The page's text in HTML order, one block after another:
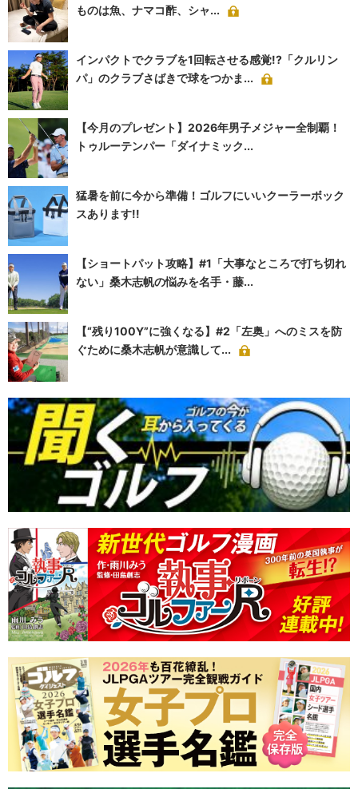
ものは魚、ナマコ酢、シャ...
インパクトでクラブを1回転させる感覚!?「クルリン
パ」のクラブさばきで球をつかま...
【今月のプレゼント】2026年男子メジャー全制覇！
トゥルーテンパー「ダイナミック...
猛暑を前に今から準備！ゴルフにいいクーラーボック
スあります!!
【ショートパット攻略】#1「大事なところで打ち切れ
ない」桑木志帆の悩みを名手・藤...
【“残り100Y”に強くなる】#2「左奥」へのミスを防
ぐために桑木志帆が意識して...